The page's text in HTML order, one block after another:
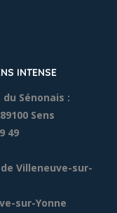
INTENSE
Sénonais :
Sens
49
Villeneuve-sur-
sur-Yonne